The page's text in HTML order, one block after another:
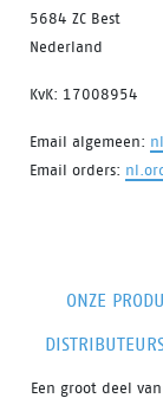
5684 ZC Best
Nederland
KvK: 17008954
Email algemeen:
Email orders:
ONZE
Een groot deel